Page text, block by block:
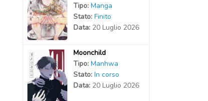
Tipo: Manga
Stato: Finito
Data: 20 Luglio 2026
Moonchild
Tipo: Manhwa
Stato: In corso
Data: 20 Luglio 2026